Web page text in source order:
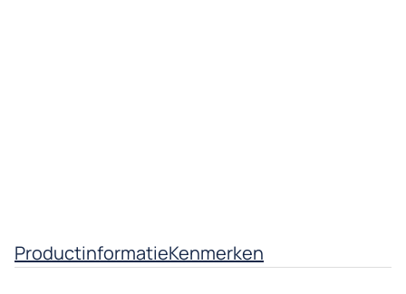
ProductinformatieKenmerken